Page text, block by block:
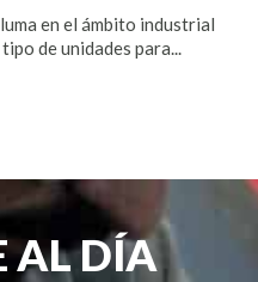
en el ámbito industrial
de unidades para...
AL DÍA